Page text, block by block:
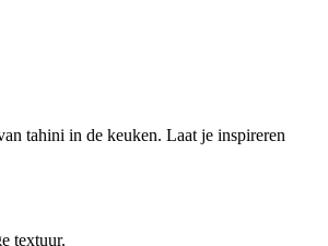
tahini in de keuken. Laat je inspireren
textuur.